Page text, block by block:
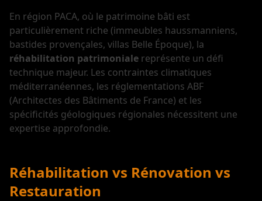
En région PACA, où le patrimoine bâti est
particulièrement riche (immeubles haussmanniens,
bastides provençales, villas Belle Époque), la
réhabilitation patrimoniale représente un défi
technique majeur. Les contraintes climatiques
méditerranéennes, les réglementations ABF
(Architectes des Bâtiments de France) et les
spécificités géologiques régionales nécessitent une
expertise approfondie.
Réhabilitation vs Rénovation vs
Restauration